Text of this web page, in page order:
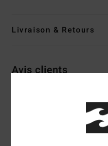
Livraison & Retours
Avis clients
Note